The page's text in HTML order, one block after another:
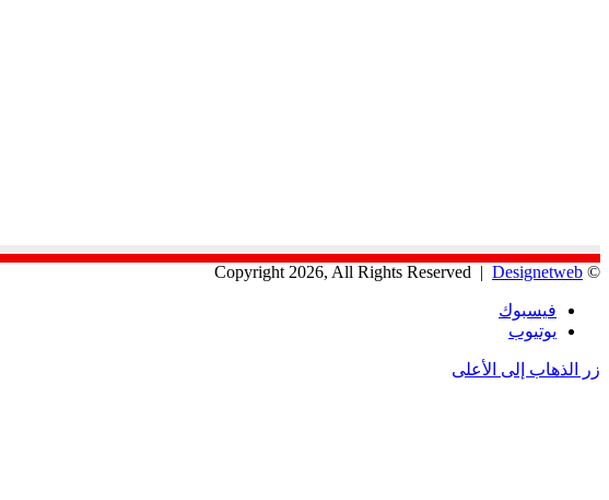
© Copyright 2026, All Rights Reserved |
Designetweb
فيسبوك
يوتيوب
زر الذهاب إلى الأعلى